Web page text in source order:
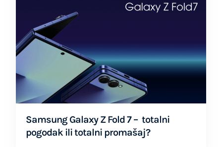
Samsung Galaxy Z Fold 7 – totalni
pogodak ili totalni promašaj?